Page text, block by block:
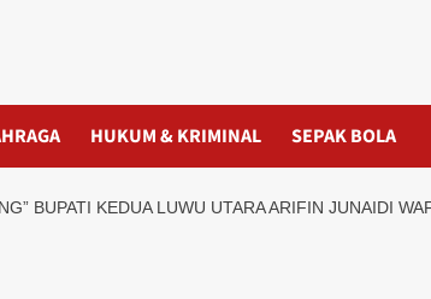
HUKUM & KRIMINAL SEPAK BOLA
BUPATI KEDUA LUWU UTARA ARIFIN JUNAIDI